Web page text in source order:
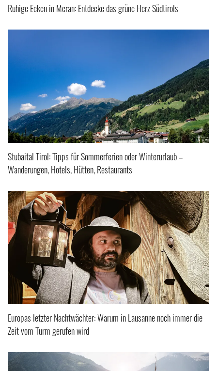
Ruhige Ecken in Meran: Entdecke das grüne Herz Südtirols
Stubaital Tirol: Tipps für Sommerferien oder Winterurlaub –
Wanderungen, Hotels, Hütten, Restaurants
Europas letzter Nachtwächter: Warum in Lausanne noch immer die
Zeit vom Turm gerufen wird